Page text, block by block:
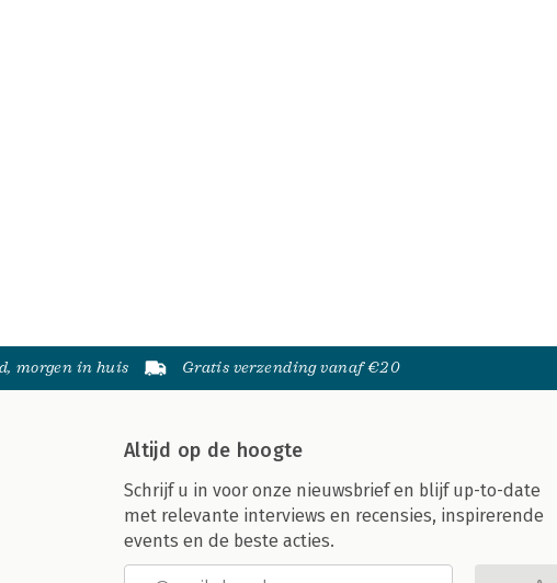
morgen in huis Gratis verzending vanaf €20
Altijd op de hoogte
Schrijf u in voor onze nieuwsbrief en blijf up-to-date
met relevante interviews en recensies, inspirerende
events en de beste acties.